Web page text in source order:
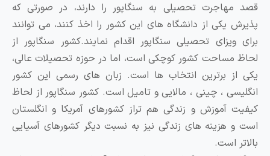
مهاجرت تحصیلی به سنگاپور را دارند، در صورتی که
یکی از دانشگاه های این کشور را اخذ کنند، می توانند
ویزای تحصیلی سنگاپور اقدام نمایند.کشور سنگاپور از
مساحت کشور کوچکی است، اما در حوزه تحصیلات عالی،
از برترین انتخاب ها است. زبان های رسمی این کشور
، چینی ، مالایی و تامیل است. کشور سنگاپور از لحاظ
آموزش و زندگی هم تراز کشورهای آمریکا و انگلستان
و هزینه های زندگی نیز به نسبت دیگر کشورهای آسیایی
است.